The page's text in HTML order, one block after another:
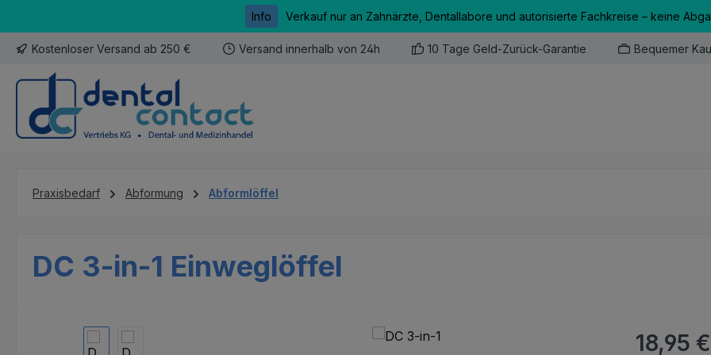
Info Verkauf nur an Zahnärzte, Dentallabore und autorisierte Fachkreise – keine
Kostenloser Versand ab 250 € Versand innerhalb von 24h 10 Tage Geld-Zurück-Garantie Bequemer
Praxisbedarf Abformung Abformlöffel
DC 3-in-1 Einweglöffel
Bildergalerie überspringen Regulärer
18,95 €